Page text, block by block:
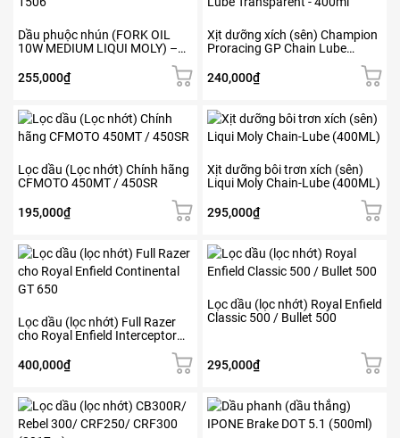
Dầu phuộc nhún (FORK OIL
10W MEDIUM LIQUI MOLY) –
255,000₫
Xịt dưỡng xích (sên) Champion
Proracing GP Chain Lube
240,000₫
Lọc dầu (Lọc nhớt) Chính hãng
CFMOTO 450MT / 450SR
195,000₫
Xịt dưỡng bôi trơn xích (sên)
Liqui Moly Chain-Lube (400ML)
295,000₫
Lọc dầu (lọc nhớt) Full Razer
cho Royal Enfield Interceptor
400,000₫
Lọc dầu (lọc nhớt) Royal Enfield
Classic 500 / Bullet 500
295,000₫